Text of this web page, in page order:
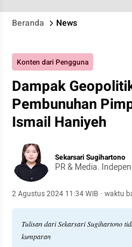
Beranda News
Konten dari Pengguna
Dampak
Pembunuhan
Ismail Haniyeh
Sekarsari Sugihartono
PR & Media.
2 Agustus 2024 11:34 WIB · waktu
Tulisan dari Sekarsari Sugihartono
kumparan